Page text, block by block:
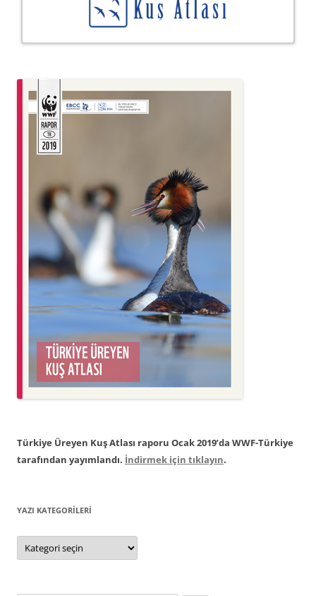
Türkiye Üreyen Kuş Atlası raporu Ocak 2019’da WWF-Türkiye
tarafından yayımlandı. İndirmek için tıklayın.
YAZI KATEGORILERI
Yazı
Kategorileri